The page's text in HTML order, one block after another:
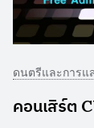
ดนตรีและการแ
คอนเสิร์ต